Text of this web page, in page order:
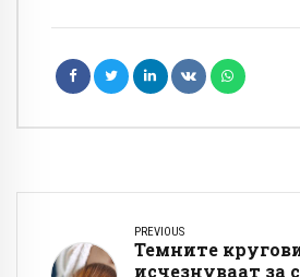
PREVIOUS
Темните
исчезнуваат за